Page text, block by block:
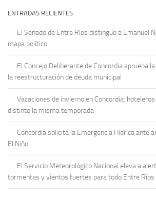
ENTRADAS RECIENTES
El Senado de Entre Ríos distingue a Emanuel
mapa político
El Concejo Deliberante de Concordia aprueba
la reestructuración de deuda municipal
Vacaciones de invierno en Concordia:
distinto la misma temporada
Concordia solicita la Emergencia Hídrica ante
El Niño
El Servicio Meteorológico Nacional eleva a
tormentas y vientos fuertes para todo Entre Ríos